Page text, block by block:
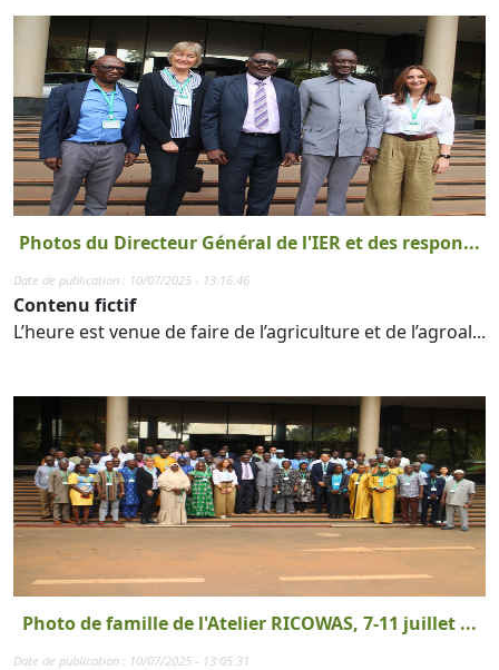
Photos du Directeur Général de l'IER et des respon...
Date de publication : 10/07/2025 - 13:16:46
Contenu fictif
L’heure est venue de faire de l’agriculture et de l’agroal...
Photo de famille de l'Atelier RICOWAS, 7-11 juillet ...
Date de publication : 10/07/2025 - 13:05:31